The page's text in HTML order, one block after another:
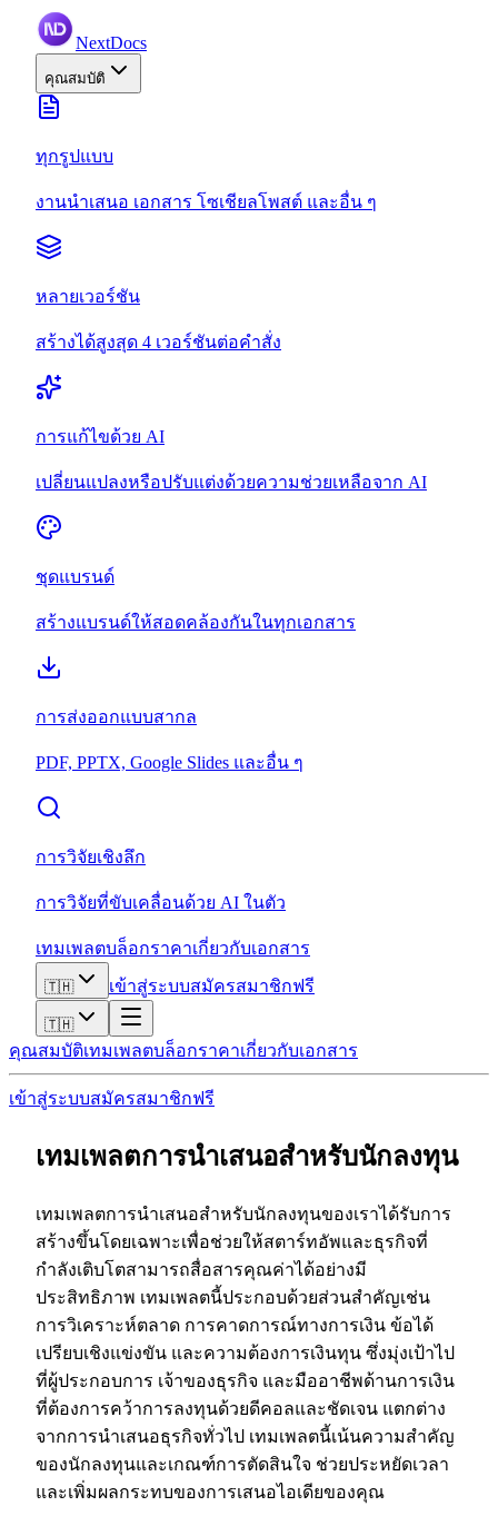
NextDocs
คุณสมบัติ
ทุกรูปแบบ
งานนำเสนอ เอกสาร โซเชียลโพสต์ และอื่น ๆ
หลายเวอร์ชัน
สร้างได้สูงสุด 4 เวอร์ชันต่อคำสั่ง
การแก้ไขด้วย AI
เปลี่ยนแปลงหรือปรับแต่งด้วยความช่วยเหลือจาก AI
ชุดแบรนด์
สร้างแบรนด์ให้สอดคล้องกันในทุกเอกสาร
การส่งออกแบบสากล
PDF, PPTX, Google Slides และอื่น ๆ
การวิจัยเชิงลึก
การวิจัยที่ขับเคลื่อนด้วย AI ในตัว
เทมเพลตบล็อกราคาเกี่ยวกับเอกสาร
🇹🇭 เข้าสู่ระบบสมัครสมาชิกฟรี
🇹🇭
คุณสมบัติเทมเพลตบล็อกราคาเกี่ยวกับเอกสาร
เข้าสู่ระบบสมัครสมาชิกฟรี
เทมเพลตการนำเสนอสำหรับนักลงทุน
เทมเพลตการนำเสนอสำหรับนักลงทุนของเราได้รับการ
สร้างขึ้นโดยเฉพาะเพื่อช่วยให้สตาร์ทอัพและธุรกิจที่
กำลังเติบโตสามารถสื่อสารคุณค่าได้อย่างมี
ประสิทธิภาพ เทมเพลตนี้ประกอบด้วยส่วนสำคัญเช่น
การวิเคราะห์ตลาด การคาดการณ์ทางการเงิน ข้อได้
เปรียบเชิงแข่งขัน และความต้องการเงินทุน ซึ่งมุ่งเป้าไป
ที่ผู้ประกอบการ เจ้าของธุรกิจ และมืออาชีพด้านการเงิน
ที่ต้องการคว้าการลงทุนด้วยดีคอลและชัดเจน แตกต่าง
จากการนำเสนอธุรกิจทั่วไป เทมเพลตนี้เน้นความสำคัญ
ของนักลงทุนและเกณฑ์การตัดสินใจ ช่วยประหยัดเวลา
และเพิ่มผลกระทบของการเสนอไอเดียของคุณ